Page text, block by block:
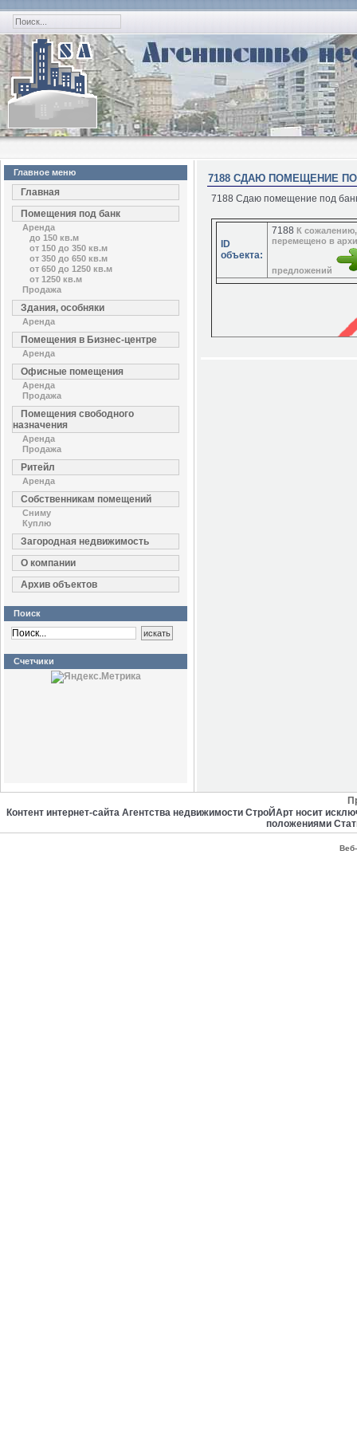
Главное меню
Главная
Помещения под банк
Аренда
до 150 кв.м
от 150 до 350 кв.м
от 350 до 650 кв.м
от 650 до 1250 кв.м
от 1250 кв.м
Продажа
Здания, особняки
Аренда
Помещения в Бизнес-центре
Аренда
Офисные помещения
Аренда
Продажа
Помещения свободного
назначения
Аренда
Продажа
Ритейл
Аренда
Собственникам помещений
Сниму
Куплю
Загородная недвижимость
О компании
Архив объектов
Поиск
Счетчики
7188 СДАЮ ПОМЕЩЕНИЕ
7188 Сдаю помещение под
ID
объекта:
7188 К
перемещено в
предложений
Контент интернет-сайта Агентства недвижимости СтроЙАрт носит
положениями